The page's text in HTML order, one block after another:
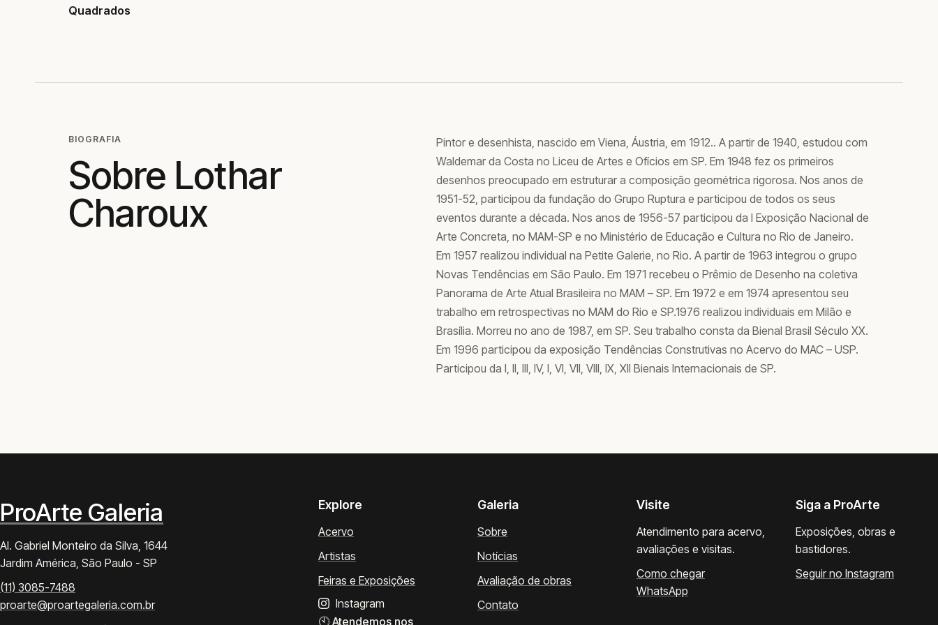
Quadrados
BIOGRAFIA
Sobre Lothar
Charoux
Pintor e desenhista, nascido em Viena, Áustria, em 1912.. A partir de 1940, estudou com
Waldemar da Costa no Liceu de Artes e Ofícios em SP. Em 1948 fez os primeiros
desenhos preocupado em estruturar a composição geométrica rigorosa. Nos anos de
1951-52, participou da fundação do Grupo Ruptura e participou de todos os seus
eventos durante a década. Nos anos de 1956-57 participou da I Exposição Nacional de
Arte Concreta, no MAM-SP e no Ministério de Educação e Cultura no Rio de Janeiro.
Em 1957 realizou individual na Petite Galerie, no Rio. A partir de 1963 integrou o grupo
Novas Tendências em São Paulo. Em 1971 recebeu o Prêmio de Desenho na coletiva
Panorama de Arte Atual Brasileira no MAM – SP. Em 1972 e em 1974 apresentou seu
trabalho em retrospectivas no MAM do Rio e SP.1976 realizou individuais em Milão e
Brasília. Morreu no ano de 1987, em SP. Seu trabalho consta da Bienal Brasil Século XX.
Em 1996 participou da exposição Tendências Construtivas no Acervo do MAC – USP.
Participou da I, II, III, IV, I, VI, VII, VIII, IX, XII Bienais Internacionais de SP.
ProArte Galeria
Al. Gabriel Monteiro da Silva, 1644
Jardim América, São Paulo - SP
(11) 3085-7488
proarte@proartegaleria.com.br
Explore
Acervo
Artistas
Feiras e Exposições
Instagram
🕙 Atendemos nos
Galeria
Sobre
Notícias
Avaliação de obras
Contato
Visite
Atendimento para acervo,
avaliações e visitas.
Como chegar
WhatsApp
Siga a ProArte
Exposições, obras e
bastidores.
Seguir no Instagram